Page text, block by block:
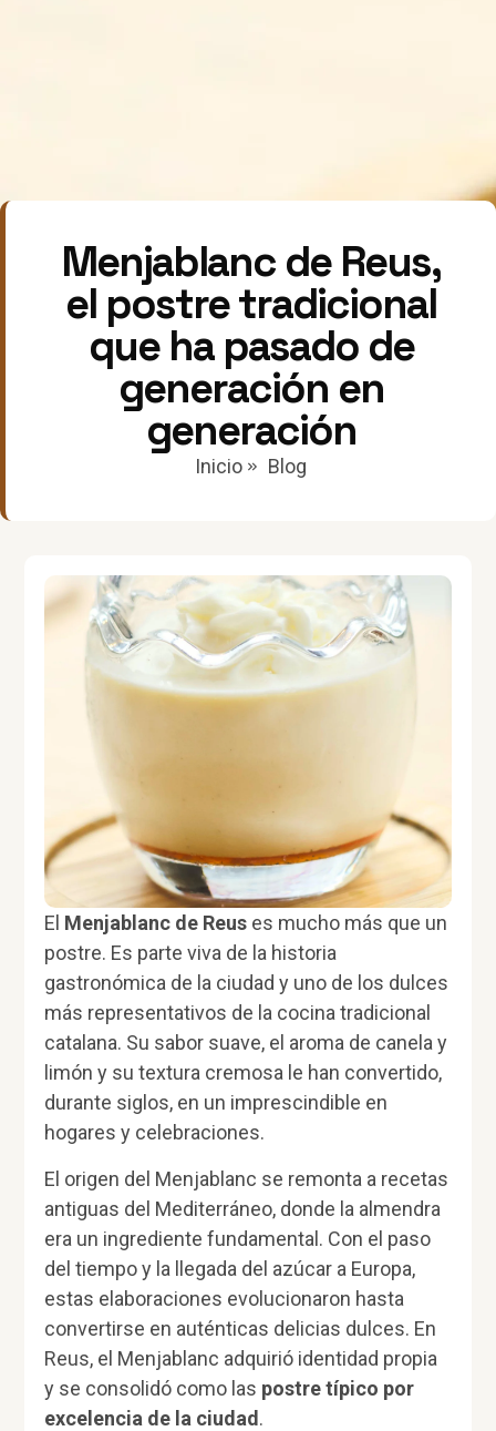
Menjablanc de Reus,
el postre tradicional
que ha pasado de
generación en
generación
Inicio Blog
El Menjablanc de Reus es mucho más que un
postre. Es parte viva de la historia
gastronómica de la ciudad y uno de los dulces
más representativos de la cocina tradicional
catalana. Su sabor suave, el aroma de canela y
limón y su textura cremosa le han convertido,
durante siglos, en un imprescindible en
hogares y celebraciones.
El origen del Menjablanc se remonta a recetas
antiguas del Mediterráneo, donde la almendra
era un ingrediente fundamental. Con el paso
del tiempo y la llegada del azúcar a Europa,
estas elaboraciones evolucionaron hasta
convertirse en auténticas delicias dulces. En
Reus, el Menjablanc adquirió identidad propia
y se consolidó como las postre típico por
excelencia de la ciudad.